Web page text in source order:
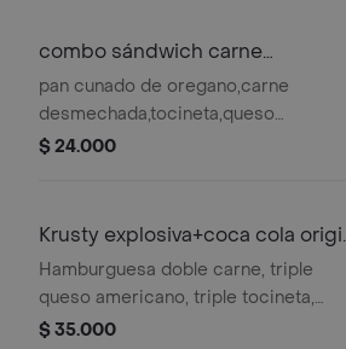
combo sándwich carne
desmehada+bebida
pan cunado de oregano,carne
desmechada,tocineta,queso
americano,lechuga,tomate salsa de
$ 24.000
Krusty explosiva+coca cola origi
400ml
Hamburguesa doble carne, triple
queso americano, triple tocineta,
lechuga, tomate, salsas, pollo + papas
$ 35.000